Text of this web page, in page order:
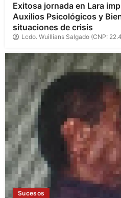
Exitosa jornada en Lara
Auxilios Psicológicos y
situaciones de crisis
Lcdo. Wuillians Salgado (CNP:
Sucesos